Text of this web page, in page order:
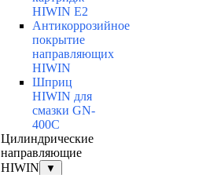
HIWIN E2
Антикоррозийное
покрытие
направляющих
HIWIN
Шприц
HIWIN для
смазки GN-
400C
Цилиндрические
направляющие
HIWIN
▼